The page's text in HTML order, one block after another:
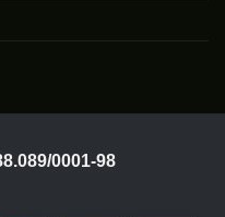
0001-98